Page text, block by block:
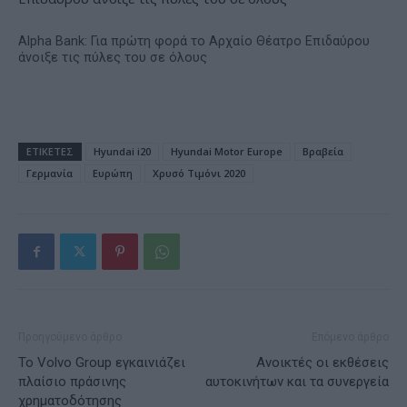
Alpha Bank: Για πρώτη φορά το Αρχαίο Θέατρο Επιδαύρου
άνοιξε τις πύλες του σε όλους
ΕΤΙΚΕΤΕΣ Hyundai i20 Hyundai Motor Europe
Βραβεία
Γερμανία
Ευρώπη Χρυσό Τιμόνι 2020
Το Volvo Group εγκαινιάζει
πλαίσιο πράσινης
χρηματοδότησης
Ανοικτές οι εκθέσεις
αυτοκινήτων και τα συνεργεία